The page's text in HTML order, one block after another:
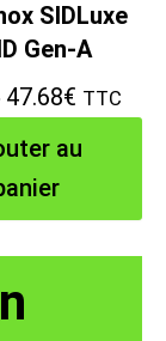
SIDLuxe
Gen-A
Le
prix
initial
était :
53.00€.
47.68€ Le
est :
47.68€.
TTC
au